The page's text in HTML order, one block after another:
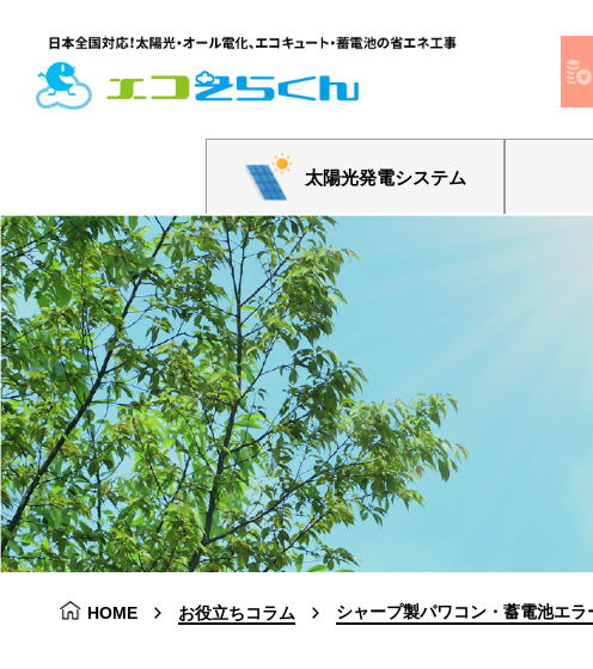
太陽光発電システム
HOME お役立ちコラム シャープ製パワコン・蓄電池エ